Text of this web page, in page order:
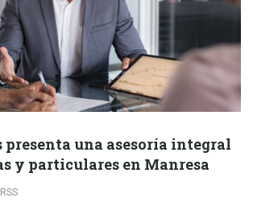
presenta una asesoría integral
y particulares en Manresa